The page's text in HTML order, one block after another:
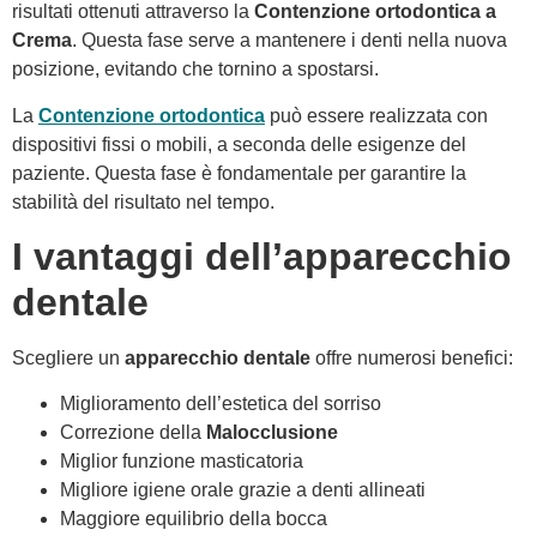
risultati ottenuti attraverso la Contenzione ortodontica a
Crema. Questa fase serve a mantenere i denti nella nuova
posizione, evitando che tornino a spostarsi.
La Contenzione ortodontica può essere realizzata con
dispositivi fissi o mobili, a seconda delle esigenze del
paziente. Questa fase è fondamentale per garantire la
stabilità del risultato nel tempo.
I vantaggi dell’apparecchio
dentale
Scegliere un apparecchio dentale offre numerosi benefici:
Miglioramento dell’estetica del sorriso
Correzione della Malocclusione
Miglior funzione masticatoria
Migliore igiene orale grazie a denti allineati
Maggiore equilibrio della bocca